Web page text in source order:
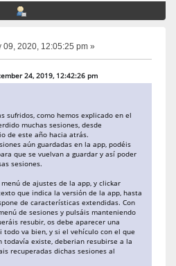
09, 2020, 12:05:25 pm »
24, 2019, 12:42:26 pm
sufridos, como hemos explicado en el
muchas sesiones, desde
de este año hacia atrás.
aún guardadas en la app, podéis
que se vuelvan a guardar y así poder
sesiones.
de ajustes de la app, y clickar
que indica la versión de la app, hasta
de características extendidas. Con
de sesiones y pulsáis manteniendo
resubir, os debe aparecer una
todo va bien, y si el vehículo con el que
todavía existe, deberian resubirse a la
recuperadas dichas sesiones al